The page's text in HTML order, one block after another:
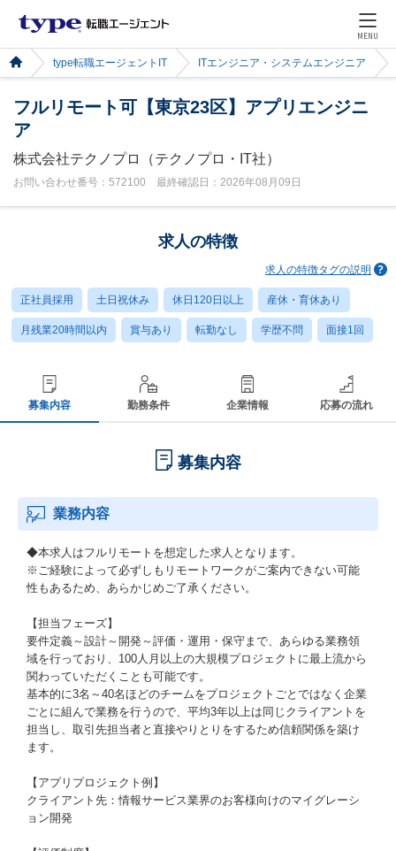
MENU
type転職エージェントIT ITエンジニア・システムエンジニア
フルリモート可【東京23区】アプリエンジニ
ア
株式会社テクノプロ（テクノプロ・IT社）
お問い合わせ番号：572100 最終確認日：2026年08月09日
求人の特徴
求人の特徴タグの説明
正社員採用 土日祝休み 休日120日以上 産休・育休あり
月残業20時間以内 賞与あり 転勤なし 学歴不問 面接1回
募集内容 勤務条件 企業情報 応募の流れ
募集内容
業務内容
◆本求人はフルリモートを想定した求人となります。
※ご経験によって必ずしもリモートワークがご案内できない可能
性もあるため、あらかじめご了承ください。
【担当フェーズ】
要件定義～設計～開発～評価・運用・保守まで、あらゆる業務領
域を行っており、100人月以上の大規模プロジェクトに最上流から
関わっていただくことも可能です。
基本的に3名～40名ほどのチームをプロジェクトごとではなく企業
ごとに組んで業務を行うので、平均3年以上は同じクライアントを
担当し、取引先担当者と直接やりとりをするため信頼関係を築け
ます。
【アプリプロジェクト例】
クライアント先：情報サービス業界のお客様向けのマイグレーシ
ョン開発